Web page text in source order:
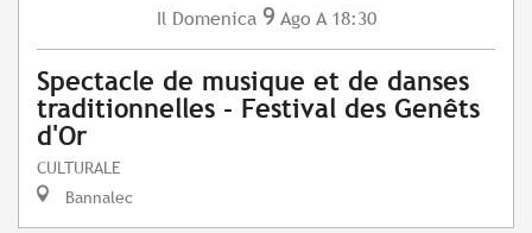
Il Domenica 9 Ago A 18:30
Spectacle de musique et de danses
traditionnelles - Festival des Genêts
d'Or
CULTURALE
Bannalec